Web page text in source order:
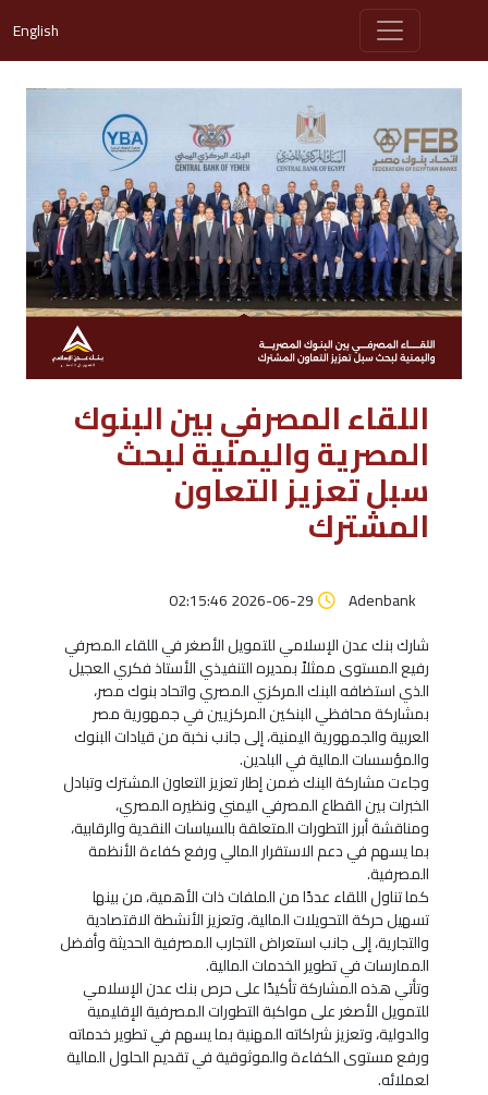
English
اللقاء المصرفي بين البنوك
المصرية واليمنية لبحث
سبل تعزيز التعاون
المشترك
Adenbank
2026-06-29 02:15:46
شارك بنك عدن الإسلامي للتمويل الأصغر في اللقاء المصرفي
رفيع المستوى ممثلاً بمديره التنفيذي الأستاذ فكري العجيل
الذي استضافه البنك المركزي المصري واتحاد بنوك مصر،
بمشاركة محافظي البنكين المركزيين في جمهورية مصر
العربية والجمهورية اليمنية، إلى جانب نخبة من قيادات البنوك
والمؤسسات المالية في البلدين.
وجاءت مشاركة البنك ضمن إطار تعزيز التعاون المشترك وتبادل
الخبرات بين القطاع المصرفي اليمني ونظيره المصري،
ومناقشة أبرز التطورات المتعلقة بالسياسات النقدية والرقابية،
بما يسهم في دعم الاستقرار المالي ورفع كفاءة الأنظمة
المصرفية.
كما تناول اللقاء عددًا من الملفات ذات الأهمية، من بينها
تسهيل حركة التحويلات المالية، وتعزيز الأنشطة الاقتصادية
والتجارية، إلى جانب استعراض التجارب المصرفية الحديثة وأفضل
الممارسات في تطوير الخدمات المالية.
وتأتي هذه المشاركة تأكيدًا على حرص بنك عدن الإسلامي
للتمويل الأصغر على مواكبة التطورات المصرفية الإقليمية
والدولية، وتعزيز شراكاته المهنية بما يسهم في تطوير خدماته
ورفع مستوى الكفاءة والموثوقية في تقديم الحلول المالية
لعملائه.